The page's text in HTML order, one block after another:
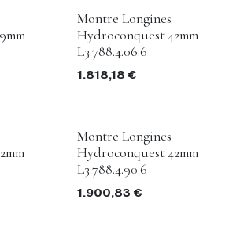
Montre Longines
Hydroconquest 42mm
L3.788.4.06.6
1.818,18 €
Montre Longines
Hydroconquest 42mm
L3.788.4.90.6
1.900,83 €